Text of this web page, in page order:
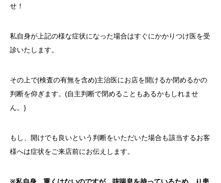
せ！
私自身が上記の様な症状になった場合はすぐにかかりつけ医を受
診いたします。
その上で(検査の有無を含め)主治医にお店を開けるか閉めるかの
判断を仰ぎます。(自主判断で閉めることもあるかもしれませ
ん。 )
もし、 開けでも良いという判断をいただいた場合も該当するお客
様へは症状をご来店前にお伝えします。
※私自身、重くはないのですが、咳喘息を持っているため、り患